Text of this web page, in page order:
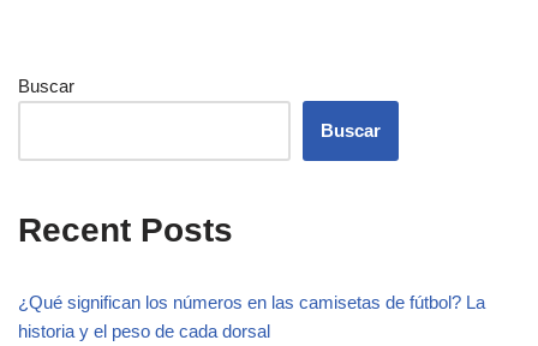
Buscar
Buscar
Recent Posts
¿Qué significan los números en las camisetas de fútbol? La
historia y el peso de cada dorsal